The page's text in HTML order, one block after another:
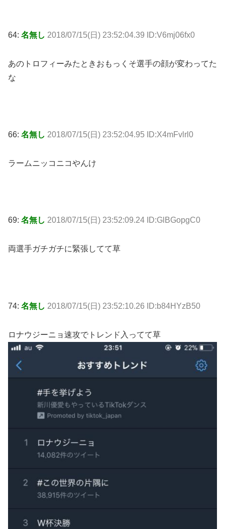
64: 名無し 2018/07/15(日) 23:52:04.39 ID:V6mj06fx0
あのトロフィーみたときおもっくそ選手の顔が変わってた
な
66: 名無し 2018/07/15(日) 23:52:04.95 ID:X4mFvlrl0
ラームニッコニコやんけ
69: 名無し 2018/07/15(日) 23:52:09.24 ID:GlBGopgC0
両選手ガチガチに緊張してて草
74: 名無し 2018/07/15(日) 23:52:10.26 ID:b84HYzB50
ロナウジーニョ速攻でトレンド入ってて草